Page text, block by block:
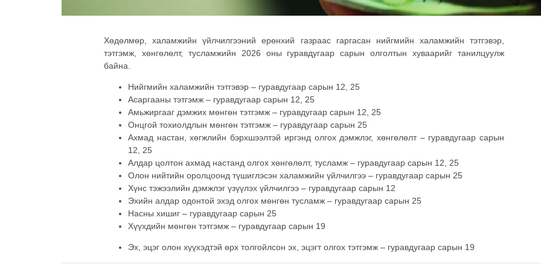
Хөдөлмөр, халамжийн үйлчилгээний ерөнхий газраас гаргасан нийгмийн халамжийн тэтгэвэр,
тэтгэмж, хөнгөлөлт, тусламжийн 2026 оны гуравдугаар сарын олголтын хуваарийг танилцуулж
байна.
Нийгмийн халамжийн тэтгэвэр – гуравдугаар сарын 12, 25
Асаргааны тэтгэмж – гуравдугаар сарын 12, 25
Амьжиргааг дэмжих мөнгөн тэтгэмж – гуравдугаар сарын 12, 25
Онцгой тохиолдлын мөнгөн тэтгэмж – гуравдугаар сарын 25
Ахмад настан, хөгжлийн бэрхшээлтэй иргэнд олгох дэмжлэг, хөнгөлөлт – гуравдугаар сарын
12, 25
Алдар цолтон ахмад настанд олгох хөнгөлөлт, тусламж – гуравдугаар сарын 12, 25
Олон нийтийн оролцоонд түшиглэсэн халамжийн үйлчилгээ – гуравдугаар сарын 25
Хүнс тэжээлийн дэмжлэг үзүүлэх үйлчилгээ – гуравдугаар сарын 12
Эхийн алдар одонтой эхэд олгох мөнгөн тусламж – гуравдугаар сарын 25
Насны хишиг – гуравдугаар сарын 25
Хүүхдийн мөнгөн тэтгэмж – гуравдугаар сарын 19
Эх, эцэг олон хүүхэдтэй өрх толгойлсон эх, эцэгт олгох тэтгэмж – гуравдугаар сарын 19